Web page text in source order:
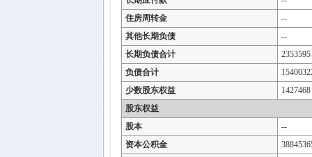
住房周转金
--
其他长期负债
--
长期负债合计
2353595
负债合计
少数股东权益
1427468
股东权益
股本
--
资本公积金